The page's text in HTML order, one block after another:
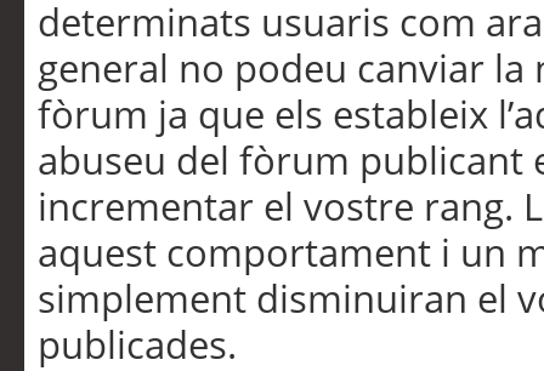
determinats usuaris com
general no podeu canviar
fòrum ja que els estableix
abuseu del fòrum publicant
incrementar el vostre rang.
aquest comportament i un
simplement disminuiran el
publicades.